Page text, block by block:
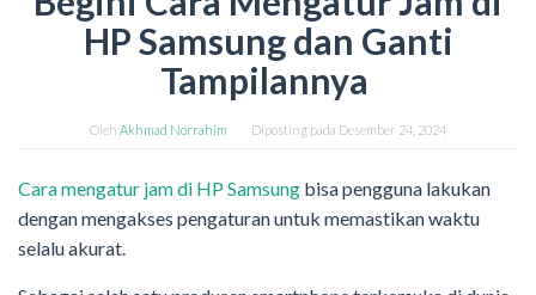
HP Samsung dan Ganti
Tampilannya
Oleh Akhmad Norrahim Diposting pada Desember 24, 2024
Cara mengatur jam di HP Samsung bisa pengguna lakukan
dengan mengakses pengaturan untuk memastikan waktu
selalu akurat.